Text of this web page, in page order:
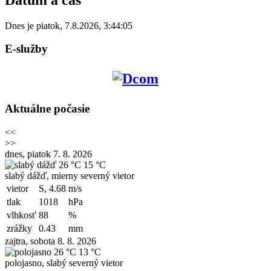
Dnes je piatok, 7.8.2026, 3:44:05
E-služby
Aktuálne počasie
<<
>>
dnes, piatok 7. 8. 2026
26 °C 15 °C
slabý dážď, mierny severný vietor
vietor
S, 4.68 m/s
tlak
1018
hPa
vlhkosť 88
%
zrážky
0.43
mm
zajtra, sobota 8. 8. 2026
26 °C 13 °C
polojasno, slabý severný vietor